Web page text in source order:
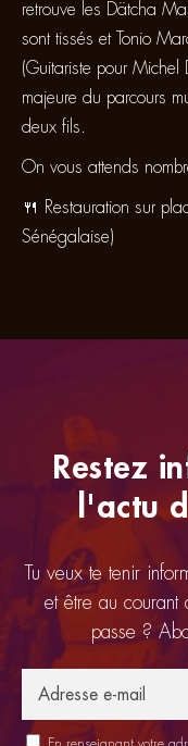
retrouve les Dätcha
sont tissés et Tonio
(Guitariste pour Michel
majeure du parcours
deux fils.
On vous attends
🍴 Restauration sur
Sénégalaise)
Restez
l'actu
Tu veux te tenir
et être au courant
passe ?